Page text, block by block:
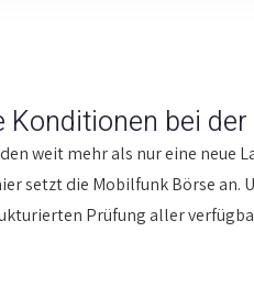
Konditionen bei
weit mehr als nur eine
setzt die Mobilfunk Börsean.
Prüfung aller